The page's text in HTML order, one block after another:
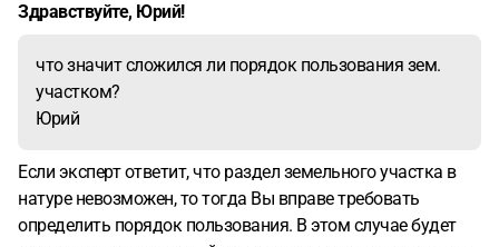
Здравствуйте, Юрий!
что значит сложился ли порядок пользования зем.
участком?
Юрий
Если эксперт ответит, что раздел земельного участка в
натуре невозможен, то тогда Вы вправе требовать
определить порядок пользования. В этом случае будет